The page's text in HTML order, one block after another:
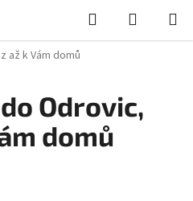
Hledat
KOŠÍK
až k Vám domů
Odrovic,
domů